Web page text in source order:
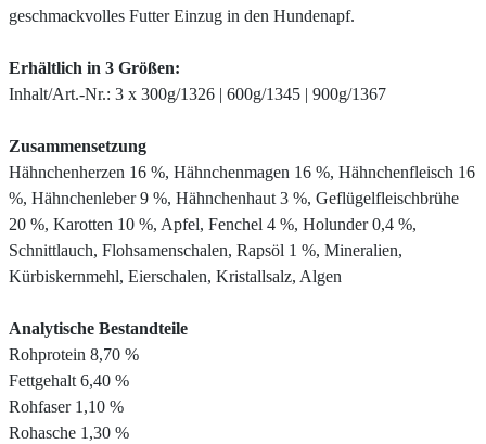
geschmackvolles Futter Einzug in den Hundenapf.
Erhältlich in 3 Größen:
Inhalt/Art.-Nr.: 3 x 300g/1326 | 600g/1345 | 900g/1367
Zusammensetzung
Hähnchenherzen 16 %, Hähnchenmagen 16 %, Hähnchenfleisch 16
%, Hähnchenleber 9 %, Hähnchenhaut 3 %, Geflügelfleischbrühe
20 %, Karotten 10 %, Apfel, Fenchel 4 %, Holunder 0,4 %,
Schnittlauch, Flohsamenschalen, Rapsöl 1 %, Mineralien,
Kürbiskernmehl, Eierschalen, Kristallsalz, Algen
Analytische Bestandteile
Rohprotein 8,70 %
Fettgehalt 6,40 %
Rohfaser 1,10 %
Rohasche 1,30 %